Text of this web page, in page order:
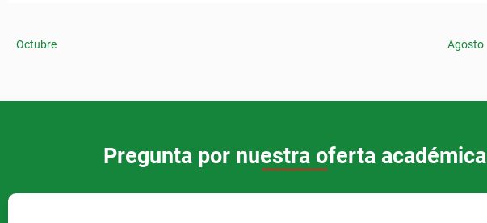
Octubre Agosto
Pregunta por nuestra oferta académica​